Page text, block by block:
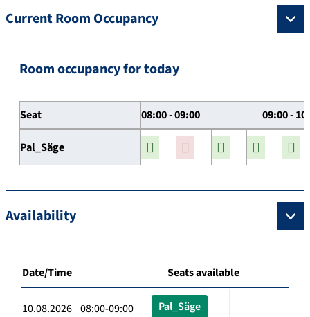
Current Room Occupancy
Room occupancy for today
Seat 08:00 - 09:00 09:00 -
Pal_Säge
Availability
Date/Time Seats available
10.08.2026 08:00-09:00 Pal_Säge